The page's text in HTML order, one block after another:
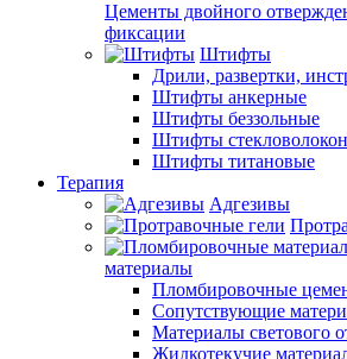
Цементы двойного
фиксации
Штифты
Дрили, развертки,
Штифты анкерные
Штифты беззольные
Штифты
Штифты титановые
Терапия
Адгезивы
материалы
Пломбировочные
Сопутствующие
Материалы светового
Жидкотекучие